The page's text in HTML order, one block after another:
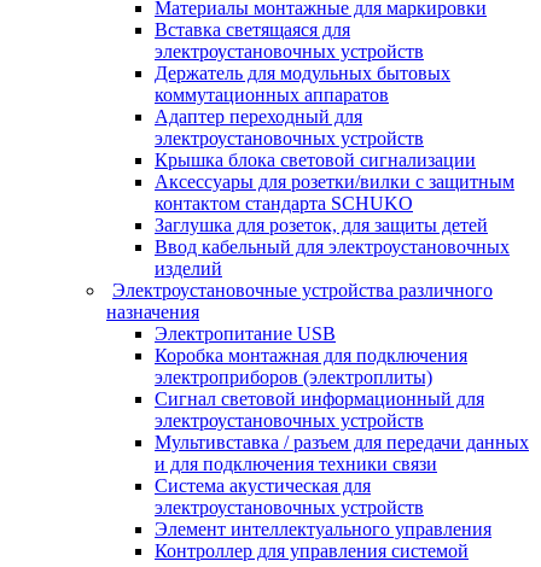
Материалы монтажные для маркировки
Вставка светящаяся для
электроустановочных устройств
Держатель для модульных бытовых
коммутационных аппаратов
Адаптер переходный для
электроустановочных устройств
Крышка блока световой сигнализации
Аксессуары для розетки/вилки с защитным
контактом стандарта SCHUKO
Заглушка для розеток, для защиты детей
Ввод кабельный для электроустановочных
изделий
Электроустановочные устройства различного
назначения
Электропитание USB
Коробка монтажная для подключения
электроприборов (электроплиты)
Сигнал световой информационный для
электроустановочных устройств
Мультивставка / разъем для передачи данных
и для подключения техники связи
Система акустическая для
электроустановочных устройств
Элемент интеллектуального управления
Контроллер для управления системой